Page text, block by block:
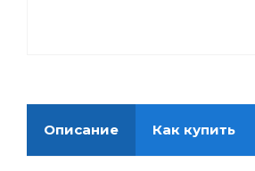
Описание Как купить